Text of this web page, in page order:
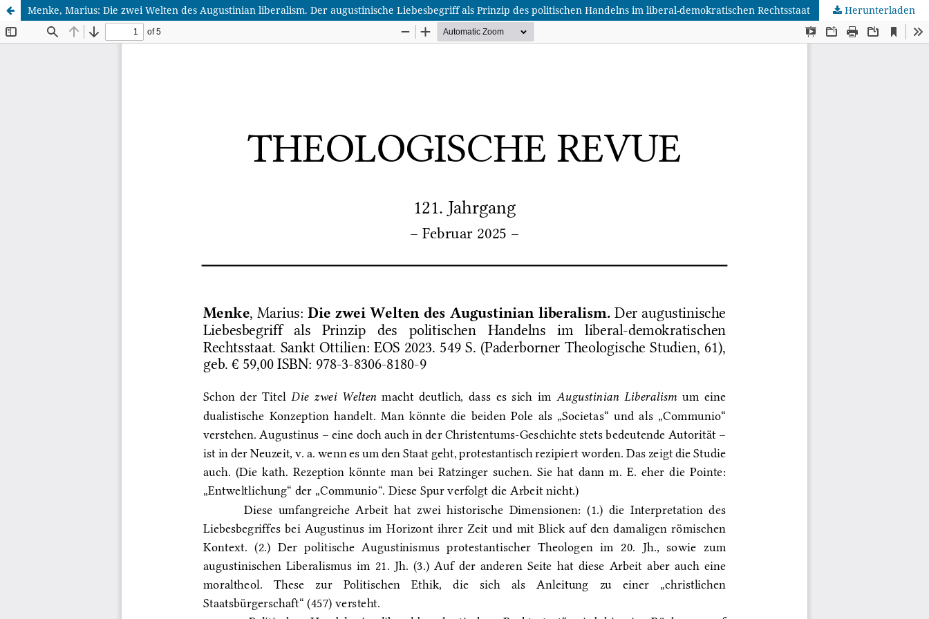
Menke, Marius: Die zwei Welten des Augustinian liberalism. Der augustinische Liebesbegriff als Prinzip des politischen Handelns im liberal-demokratischen Rechtsstaat Herunterladen